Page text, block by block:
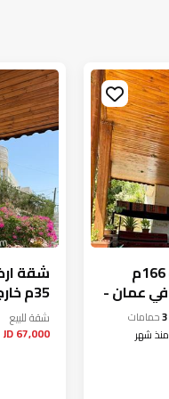
شقة طابق أرضي مساحة 166م
في عمان -
3حمامات
منذ شهر
35م خارجي للبيع في عمان - طبربور
شقةللبيع
67,000 JD